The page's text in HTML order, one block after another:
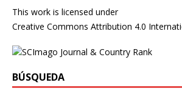
This work is licensed under
Creative Commons Attribution 4.0
BÚSQUEDA